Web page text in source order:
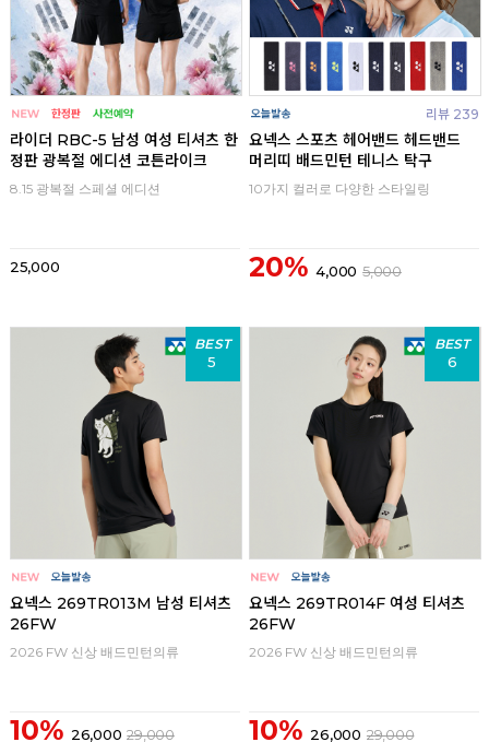
라이더 RBC-5 남성 여성 티셔츠 한
정판 광복절 에디션 코튼라이크
8.15 광복절 스페셜 에디션
25,000
리뷰 239
요넥스 스포츠 헤어밴드 헤드밴드
머리띠 배드민턴 테니스 탁구
10가지 컬러로 다양한 스타일링
20% 4,000 5,000
BEST
5
요넥스 269TR013M 남성 티셔츠
26FW
2026 FW 신상 배드민턴의류
10% 26,000 29,000
BEST
6
요넥스 269TR014F 여성 티셔츠
26FW
2026 FW 신상 배드민턴의류
10% 26,000 29,000